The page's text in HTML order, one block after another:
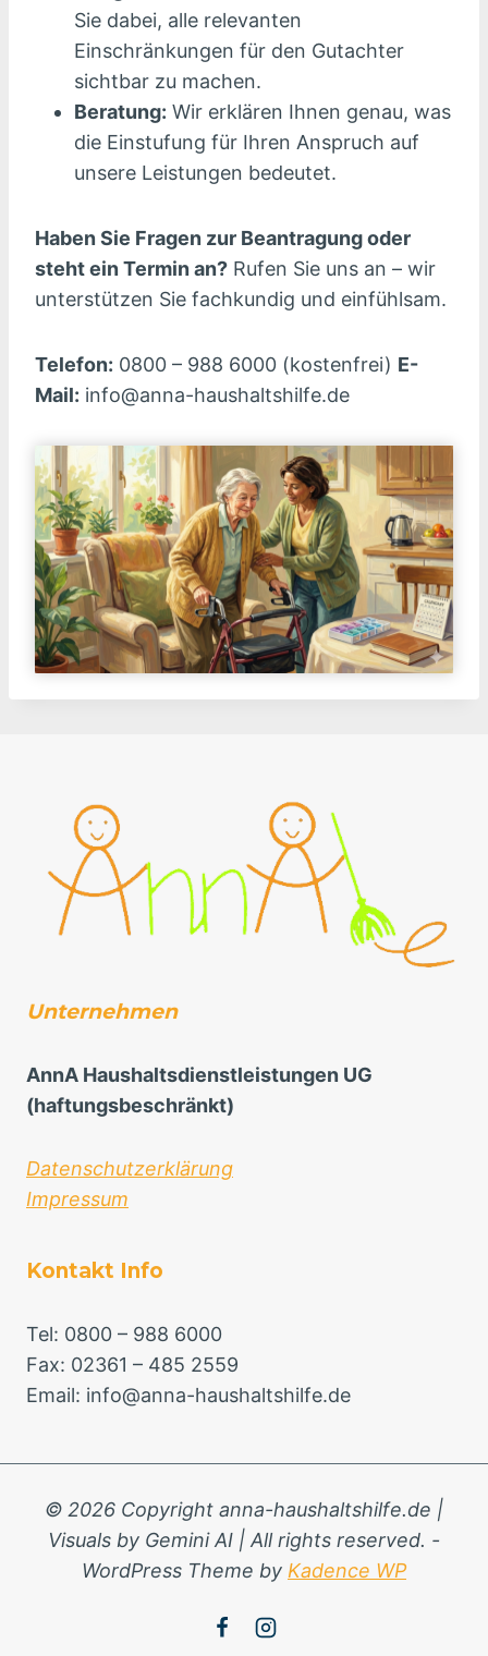
Sie dabei, alle relevanten
Einschränkungen für den Gutachter
sichtbar zu machen.
Beratung: Wir erklären Ihnen genau, was
die Einstufung für Ihren Anspruch auf
unsere Leistungen bedeutet.
Haben Sie Fragen zur Beantragung oder
steht ein Termin an? Rufen Sie uns an – wir
unterstützen Sie fachkundig und einfühlsam.
Telefon: 0800 – 988 6000 (kostenfrei) E-
Mail: info@anna-haushaltshilfe.de
Unternehmen
AnnA Haushaltsdienstleistungen UG
(haftungsbeschränkt)
Datenschutzerklärung
Impressum
Kontakt Info
Tel: 0800 – 988 6000
Fax: 02361 – 485 2559
Email: info@anna-haushaltshilfe.de
© 2026 Copyright anna-haushaltshilfe.de |
Visuals by Gemini AI | All rights reserved. -
WordPress Theme by Kadence WP